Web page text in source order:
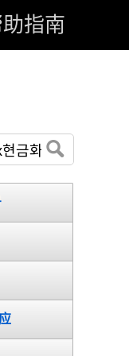
指南